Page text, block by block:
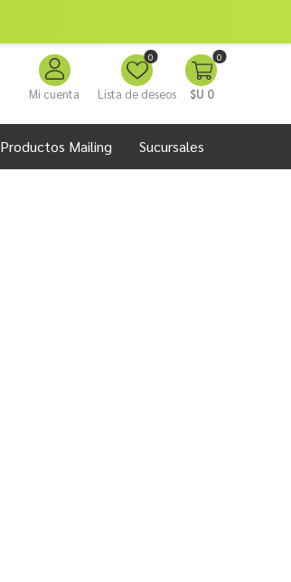
Mi cuenta Lista de deseos
0 0
$U 0
Productos Mailing Sucursales